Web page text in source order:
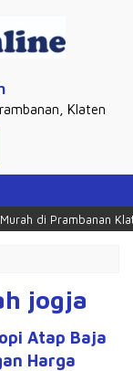
Klaten
di Prambanan Klaten
jogja
Atap Baja
Harga